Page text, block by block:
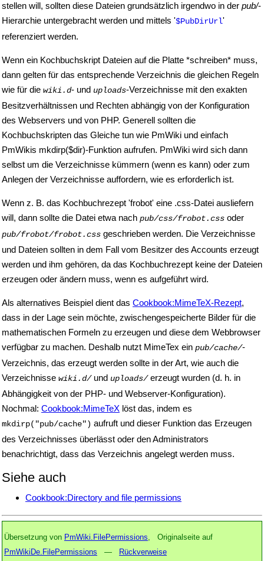
stellen will, sollten diese Dateien grundsätzlich irgendwo in der pub/-
Hierarchie untergebracht werden und mittels '$PubDirUrl'
referenziert werden.
Wenn ein Kochbuchskript Dateien auf die Platte *schreiben* muss,
dann gelten für das entsprechende Verzeichnis die gleichen Regeln
wie für die wiki.d- und uploads-Verzeichnisse mit den exakten
Besitzverhältnissen und Rechten abhängig von der Konfiguration
des Webservers und von PHP. Generell sollten die
Kochbuchskripten das Gleiche tun wie PmWiki und einfach
PmWikis mkdirp($dir)-Funktion aufrufen. PmWiki wird sich dann
selbst um die Verzeichnisse kümmern (wenn es kann) oder zum
Anlegen der Verzeichnisse auffordern, wie es erforderlich ist.
Wenn z. B. das Kochbuchrezept 'frobot' eine .css-Datei ausliefern
will, dann sollte die Datei etwa nach pub/css/frobot.css oder
pub/frobot/frobot.css geschrieben werden. Die Verzeichnisse
und Dateien sollten in dem Fall vom Besitzer des Accounts erzeugt
werden und ihm gehören, da das Kochbuchrezept keine der Dateien
erzeugen oder ändern muss, wenn es aufgeführt wird.
Als alternatives Beispiel dient das Cookbook:MimeTeX-Rezept,
dass in der Lage sein möchte, zwischengespeicherte Bilder für die
mathematischen Formeln zu erzeugen und diese dem Webbrowser
verfügbar zu machen. Deshalb nutzt MimeTex ein pub/cache/-
Verzeichnis, das erzeugt werden sollte in der Art, wie auch die
Verzeichnisse wiki.d/und uploads/erzeugt wurden (d. h. in
Abhängigkeit von der PHP- und Webserver-Konfiguration).
Nochmal: Cookbook:MimeTeX löst das, indem es
mkdirp("pub/cache") aufruft und dieser Funktion das Erzeugen
des Verzeichnisses überlässt oder den Administrators
benachrichtigt, dass das Verzeichnis angelegt werden muss.
Siehe auch
Cookbook:Directory and file permissions
Übersetzung von PmWiki.FilePermissions, Originalseite auf
PmWikiDe.FilePermissions — Rückverweise